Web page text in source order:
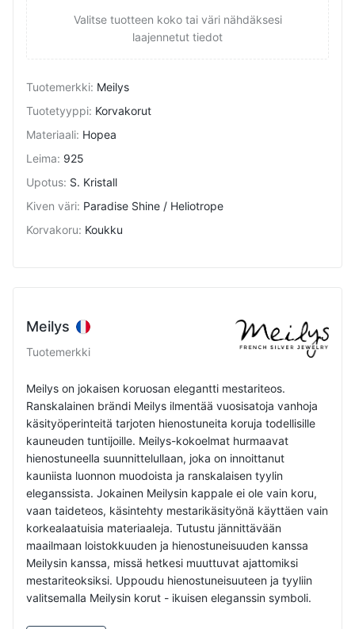
Valitse tuotteen koko tai väri nähdäksesi
laajennetut tiedot
Tuotemerkki: Meilys
Tuotetyyppi: Korvakorut
Materiaali: Hopea
Leima: 925
Upotus: S. Kristall
Kiven väri: Paradise Shine / Heliotrope
Korvakoru: Koukku
Meilys
Tuotemerkki
Meilys on jokaisen koruosan elegantti mestariteos.
Ranskalainen brändi Meilys ilmentää vuosisatoja vanhoja
käsityöperinteitä tarjoten hienostuneita koruja todellisille
kauneuden tuntijoille. Meilys-kokoelmat hurmaavat
hienostuneella suunnittelullaan, joka on innoittanut
kauniista luonnon muodoista ja ranskalaisen tyylin
eleganssista. Jokainen Meilysin kappale ei ole vain koru,
vaan taideteos, käsintehty mestarikäsityönä käyttäen vain
korkealaatuisia materiaaleja. Tutustu jännittävään
maailmaan loistokkuuden ja hienostuneisuuden kanssa
Meilysin kanssa, missä hetkesi muuttuvat ajattomiksi
mestariteoksiksi. Uppoudu hienostuneisuuteen ja tyyliin
valitsemalla Meilysin korut - ikuisen eleganssin symboli.